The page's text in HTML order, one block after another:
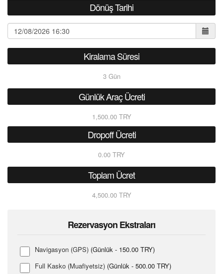
Dönüş Tarihi
Kiralama Süresi
3Gün
Günlük Araç Ücreti
1,500.00 TRY
Dropoff Ücreti
0.00 TRY
Toplam Ücret
4,500.00 TRY
Rezervasyon Ekstraları
Navigasyon (GPS) (Günlük - 150.00 TRY)
Full Kasko (Muafiyetsiz) (Günlük - 500.00 TRY)